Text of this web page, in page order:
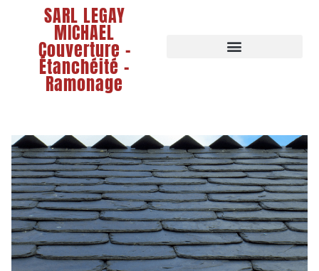
SARL LEGAY
MICHAEL
Couverture -
Étanchéité -
Ramonage